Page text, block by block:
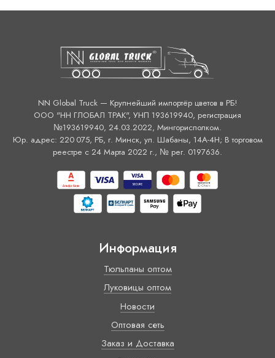
NN Global Truck — Крупнейший импортёр цветов в РБ!
ООО "НН ГЛОБАЛ ТРАК", УНП 193619940, регистрация
№193619940, 24.03.2022, Мингорисполком.
Юр. адрес: 220 075, РБ, г. Минск, ул. Шабаны, 14А-4H; В торговом
реестре с 24 Марта 2022 г., № рег. 0197636.
Информация
Тюльпаны оптом
Луковицы оптом
Новости
Оптовая сеть
Заказ и Доставка